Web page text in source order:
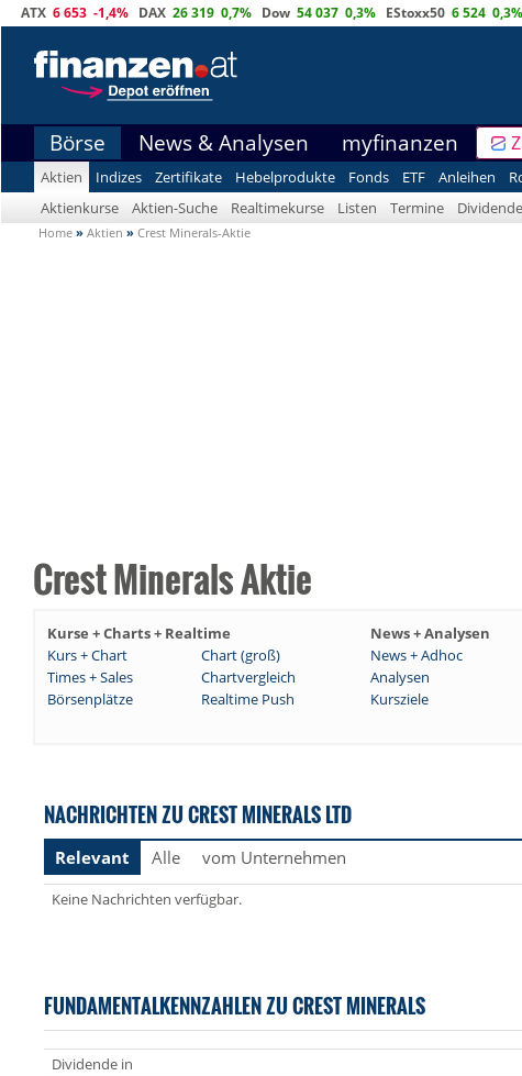
ATX 6 653 -1,4% DAX 26 319 0,7% Dow 54 037 0,3% EStoxx50 6 524 0,3%
Börse News & Analysen myfinanzen
Aktien Indizes Zertifikate Hebelprodukte Fonds ETF Anleihen
Aktienkurse
Aktien-Suche Realtimekurse Listen Termine
Home » Aktien » Crest Minerals-Aktie
Crest Minerals Aktie
Kurse + Charts + Realtime News + Analysen
Kurs + Chart
Chart (groß) News + Adhoc
Times + Sales
Chartvergleich Analysen
Börsenplätze
Realtime Push Kursziele
NACHRICHTEN ZU CREST MINERALS LTD
Relevant Alle vom Unternehmen
Keine Nachrichten verfügbar.
FUNDAMENTALKENNZAHLEN ZU CREST MINERALS
Dividende in